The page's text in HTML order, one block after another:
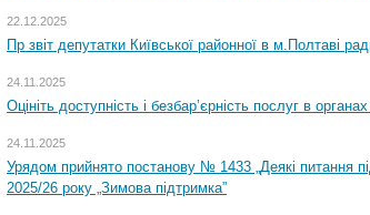
22.12.2025
Пр звіт депутатки Київської районної в м.Полтаві
24.11.2025
Оцініть доступність і безбар’єрність послуг в
24.11.2025
Урядом прийнято постанову № 1433 „Деякі питання
2025/26 року „Зимова підтримка”